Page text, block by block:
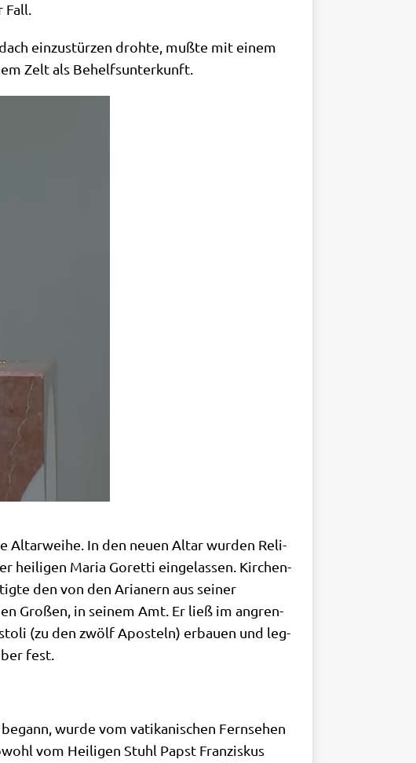
ein­zu­stür­zen droh­te, muß­te mit einem
Zelt als Behelfsunterkunft.
Altar­wei­he. In den neu­en Altar wur­den Reli­
hei­li­gen Maria Goret­ti ein­ge­las­sen. Kir­chen­
den von den Aria­nern aus sei­ner
Gro­ßen, in sei­nem Amt. Er ließ im angren­
(zu den zwölf Apo­steln) erbau­en und leg­
fest.
wur­de vom vati­ka­ni­schen Fern­se­hen
vom Hei­li­gen Stuhl Papst Fran­zis­kus